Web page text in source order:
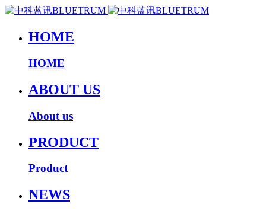
HOME
HOME
ABOUT US
About us
PRODUCT
Product
NEWS